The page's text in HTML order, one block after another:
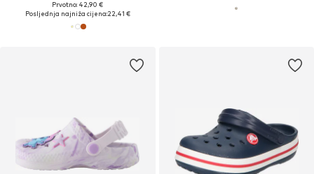
Prvotno: 42,90 €
Posljednja najniža cijena:22,41 €